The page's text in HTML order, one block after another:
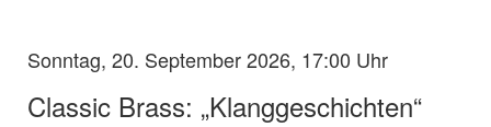
Sonntag, 20. September 2026, 17:00 Uhr
Classic Brass: „Klanggeschichten“